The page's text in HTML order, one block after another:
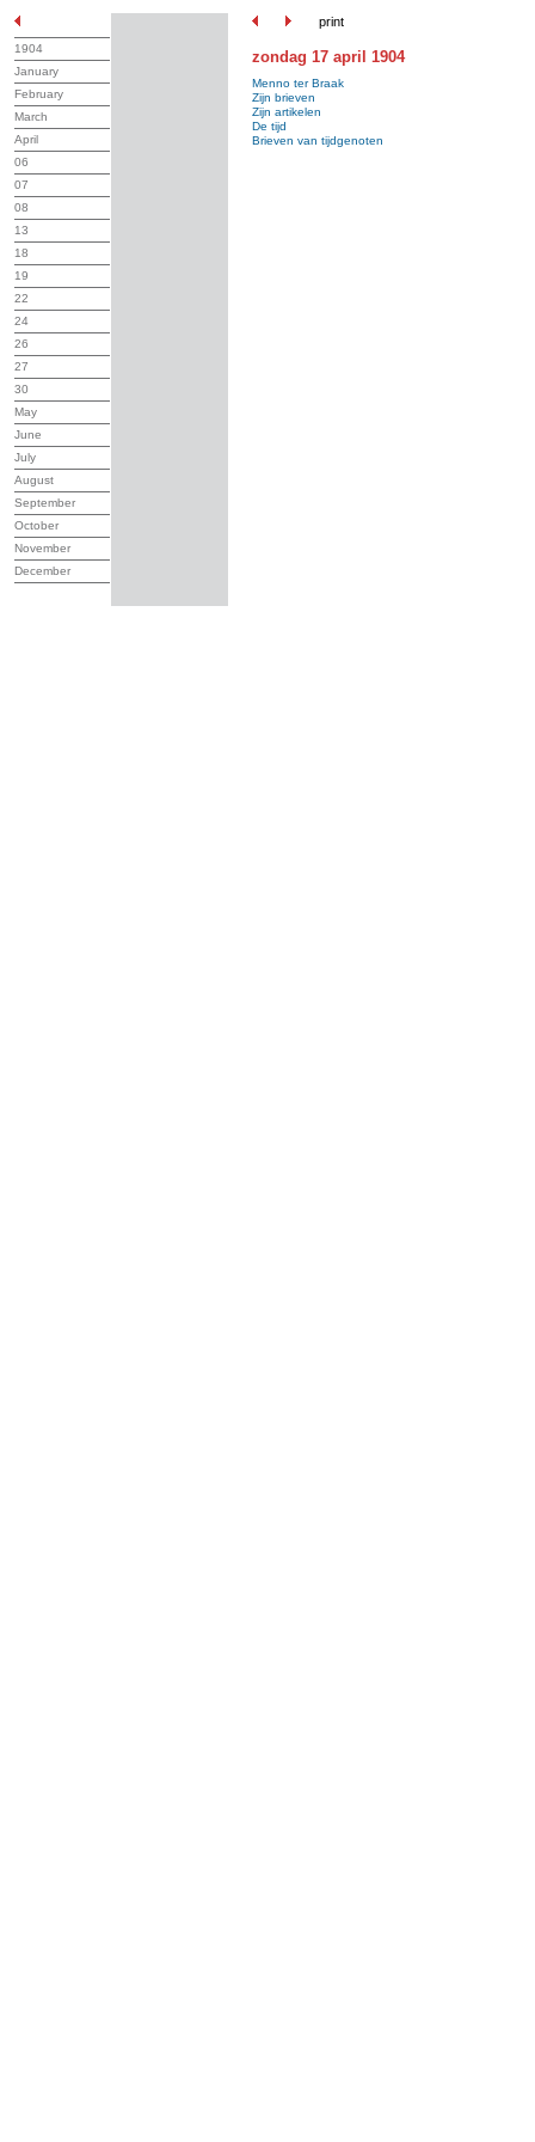
print
1904
January
February
March
April
06
07
08
13
18
19
22
24
26
27
30
May
June
July
August
September
October
November
December
zondag 17 april 1904
Menno ter Braak
Zijn brieven
Zijn artikelen
De tijd
Brieven van tijdgenoten